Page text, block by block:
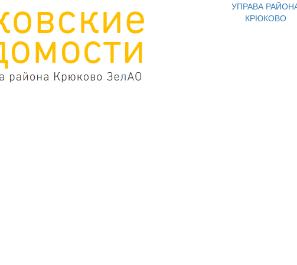
УПРАВА
КРЮКОВО